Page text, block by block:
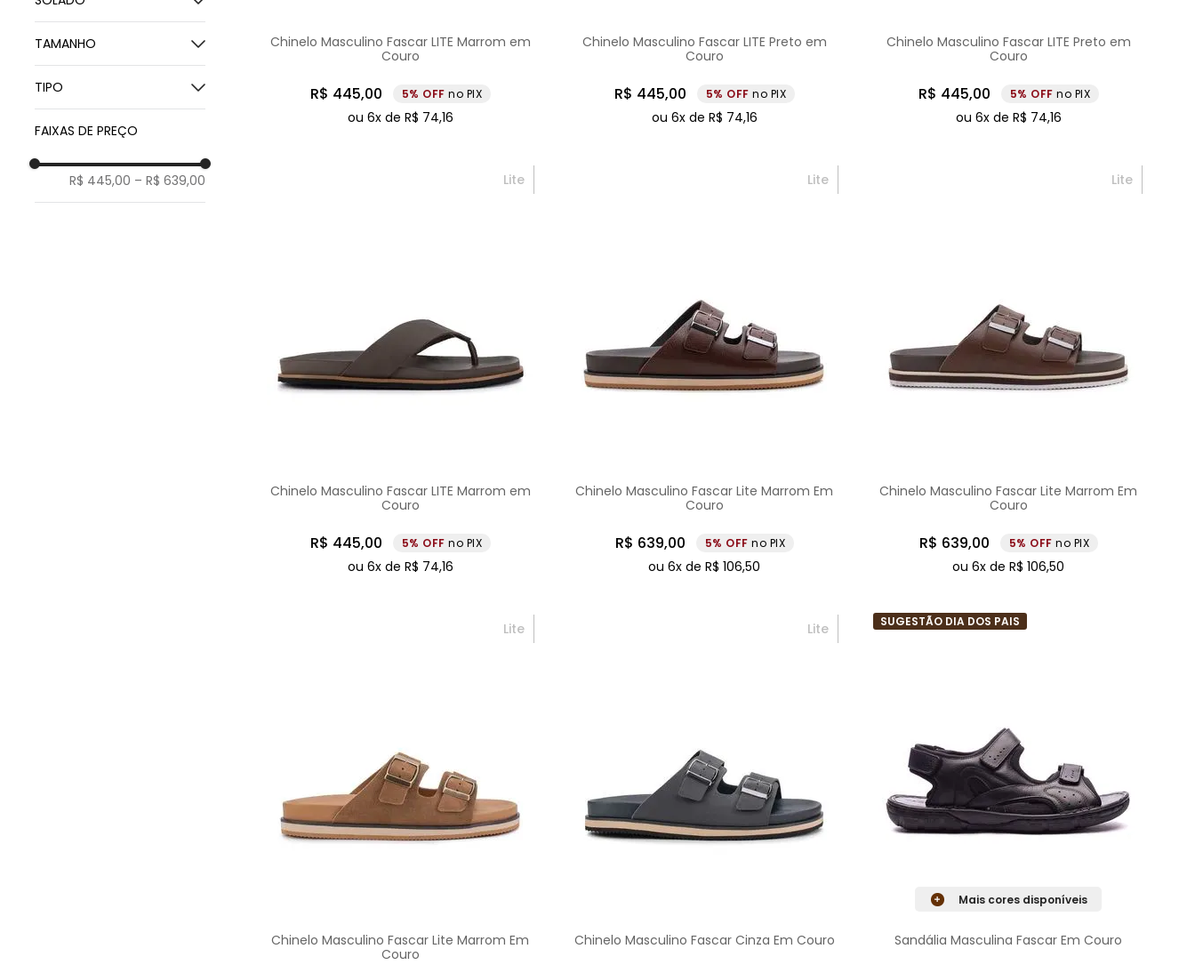
Borracha
TAMANHO
41
42
TIPO
Tradicional
FAIXAS DE PREÇO
R$ 445,00 – R$ 639,00
Chinelo Masculino Fascar LITE Marrom em
Couro
R$ 445,00 5% no PIX
ou 6x de R$ 74,16
Chinelo Masculino Fascar LITE Preto em
Couro
R$ 445,00 5% no PIX
ou 6x de R$ 74,16
Chinelo Masculino Fascar LITE Preto em
Couro
R$ 445,00 5% no PIX
ou 6x de R$ 74,16
Lite
Chinelo Masculino Fascar LITE Marrom em
Couro
R$ 445,00 5% no PIX
ou 6x de R$ 74,16
Lite
Chinelo Masculino Fascar Lite Marrom Em
Couro
R$ 639,00 5% no PIX
ou6x deR$ 106,50
Lite
Chinelo Masculino Fascar Lite Marrom Em
Couro
R$ 639,00 5% no PIX
ou6x deR$ 106,50
Lite
Chinelo Masculino Fascar Lite Marrom Em
Couro
Lite
Chinelo Masculino Fascar Cinza Em Couro
SUGESTÃO DIA DOS PAIS
Mais cores disponíveis
Sandália Masculina Fascar Em Couro